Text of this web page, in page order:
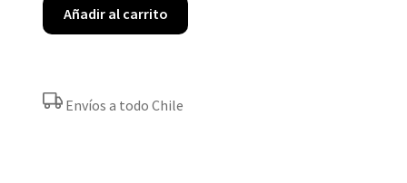
Añadir al carrito
Envíos a todo Chile